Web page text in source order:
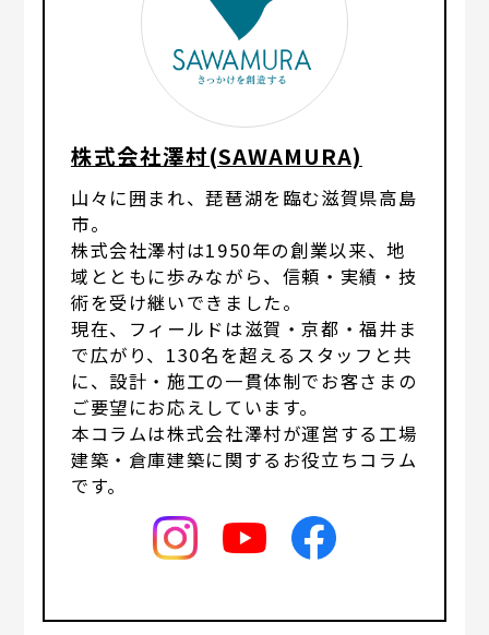
株式会社澤村(SAWAMURA)
山々に囲まれ、琵琶湖を臨む滋賀県高島
市。
株式会社澤村は1950年の創業以来、地
域とともに歩みながら、信頼・実績・技
術を受け継いできました。
現在、フィールドは滋賀・京都・福井ま
で広がり、130名を超えるスタッフと共
に、設計・施工の一貫体制でお客さまの
ご要望にお応えしています。
本コラムは株式会社澤村が運営する工場
建築・倉庫建築に関するお役立ちコラム
です。